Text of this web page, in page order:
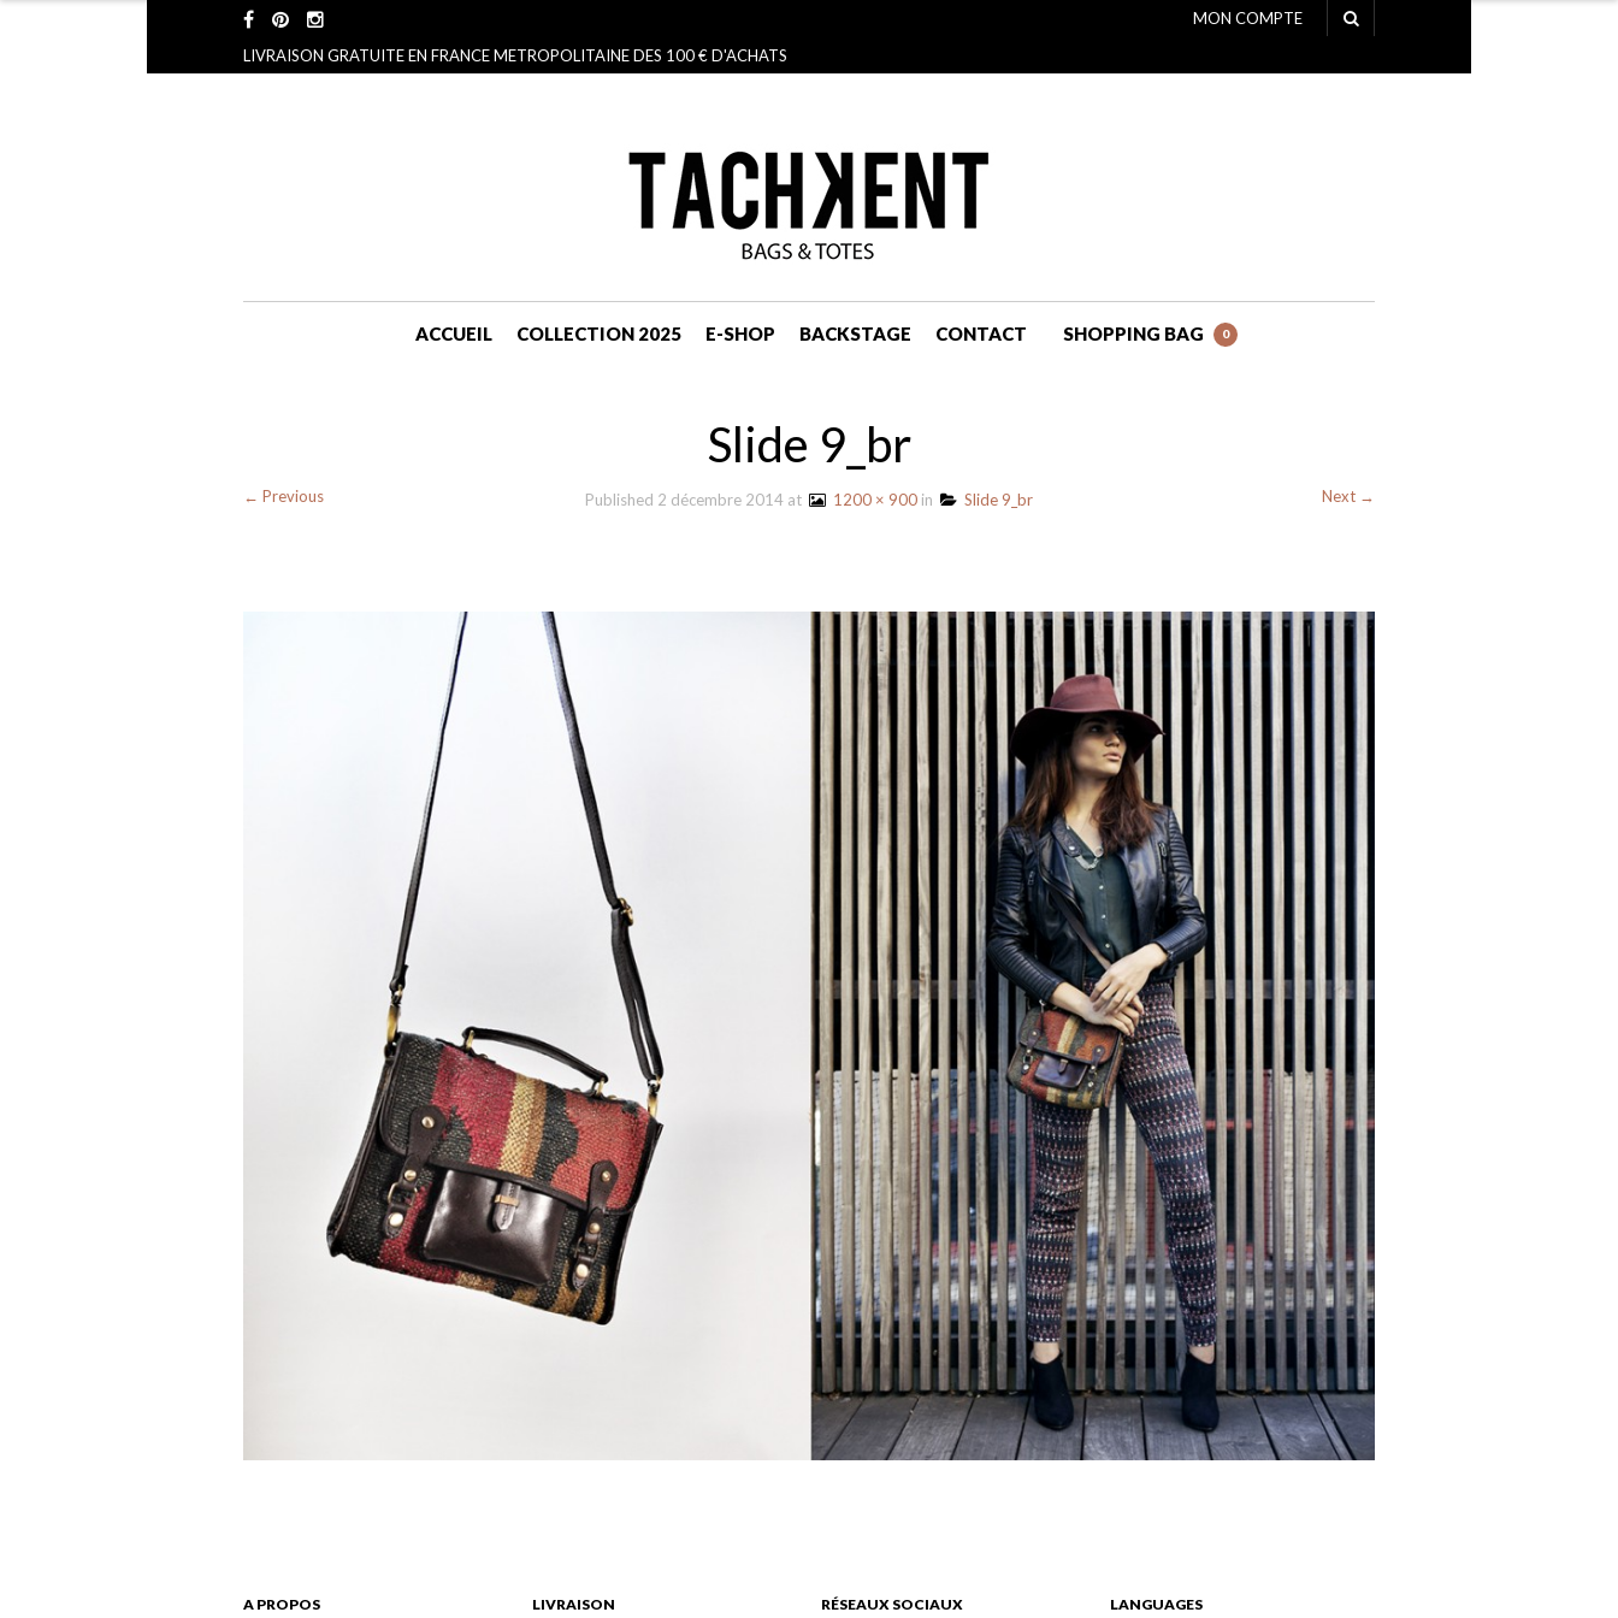
LIVRAISON GRATUITE EN FRANCE METROPOLITAINE DES 100 € D'ACHATS
MON COMPTE
ACCUEIL COLLECTION 2025 E-SHOP BACKSTAGE CONTACT SHOPPING BAG 0
Slide 9_br
Published 2 décembre 2014 at 1200 × 900 in Slide 9_br
← Previous Next →
A PROPOS LIVRAISON RÉSEAUX SOCIAUX LANGUAGES
NAVIGATION